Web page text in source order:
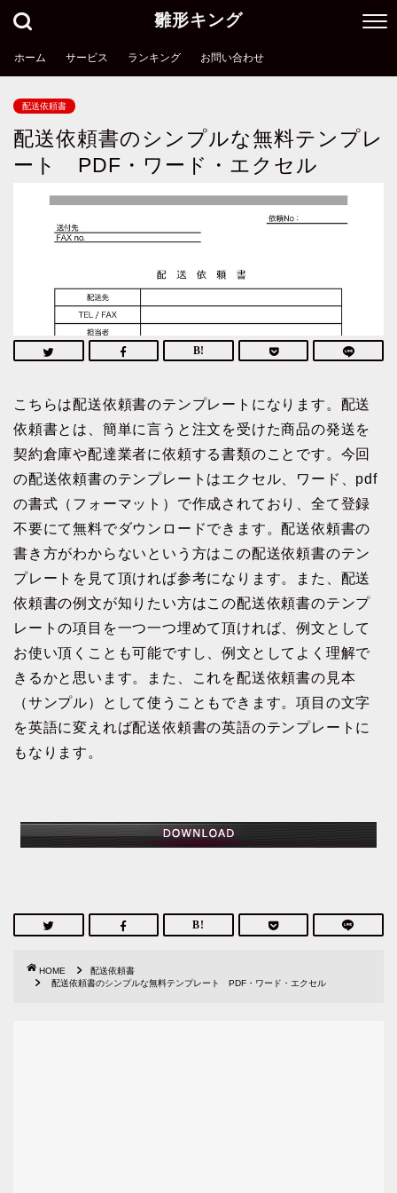
雛形キング
ホーム サービス ランキング お問い合わせ
配送依頼書
配送依頼書のシンプルな無料テンプレ
ート PDF・ワード・エクセル
こちらは配送依頼書のテンプレートになります。配送
依頼書とは、簡単に言うと注文を受けた商品の発送を
契約倉庫や配達業者に依頼する書類のことです。今回
の配送依頼書のテンプレートはエクセル、ワード、pdf
の書式（フォーマット）で作成されており、全て登録
不要にて無料でダウンロードできます。配送依頼書の
書き方がわからないという方はこの配送依頼書のテン
プレートを見て頂ければ参考になります。また、配送
依頼書の例文が知りたい方はこの配送依頼書のテンプ
レートの項目を一つ一つ埋めて頂ければ、例文として
お使い頂くことも可能ですし、例文としてよく理解で
きるかと思います。また、これを配送依頼書の見本
（サンプル）として使うこともできます。項目の文字
を英語に変えれば配送依頼書の英語のテンプレートに
もなります。
HOME
配送依頼書
配送依頼書のシンプルな無料テンプレート PDF・ワード・エクセル